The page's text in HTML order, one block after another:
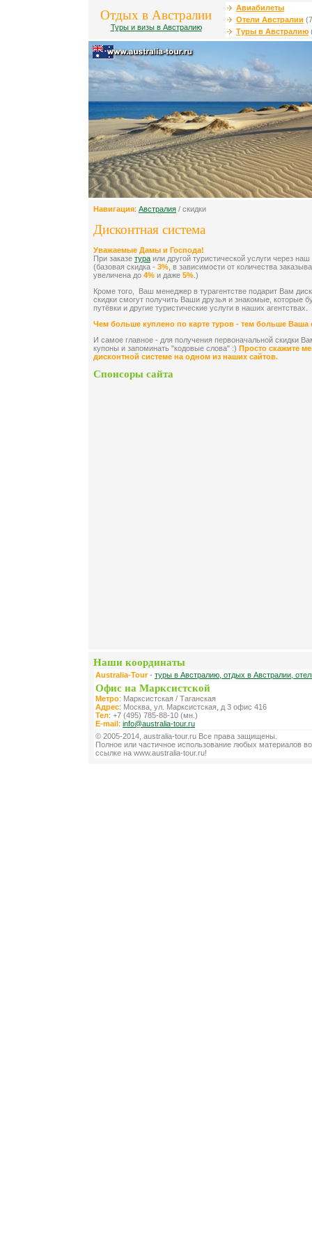
Отдых в Австралии
Туры и визы в Австралию
Авиабилеты
Отели Австралии
Туры в Австралию
Навигация: Австралия / скидки
Дисконтная система
Уважаемые Дамы и Господа!
При заказе тура или другой туристической услуги через
(базовая скидка - 3%, в зависимости от количества
увеличена до 4% и даже 5%.)
Кроме того, Ваш менеджер в турагентстве подарит Вам
скидки смогут получить Ваши друзья и знакомые, которые
путёвки и другие туристические услуги в наших агентствах.
Чем больше куплено по карте туров - тем больше Ваша
И самое главное - для получения первоначальной скидки
купоны и запоминать "кодовые слова" :) Просто скажите
дисконтной системе на одном из наших сайтов.
Спонсоры сайта
Наши координаты
Australia-Tour- туры в Австралию, отдых в Австралии,
Офис на Марксистской
Метро: Марксистская / Таганская
Адрес: Москва, ул. Марксистская, д 3 офис 416
Тел: +7 (495) 785-88-10 (мн.)
E-mail: info@australia-tour.ru
© 2005-2014, australia-tour.ru Все права защищены.
Полное или частичное использование любых материалов
ссылке на www.australia-tour.ru!